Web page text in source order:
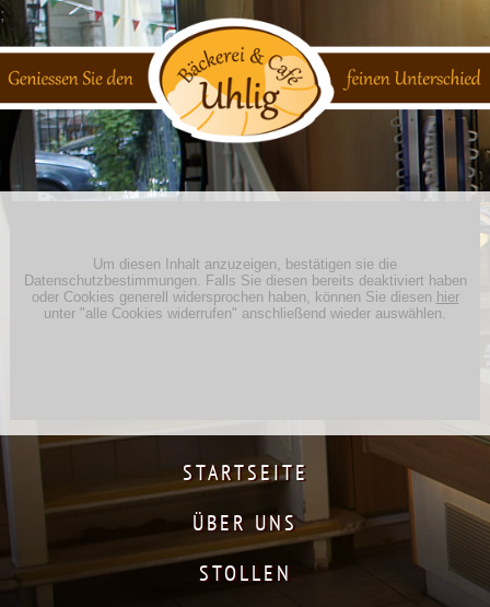
;
STARTSEITE
ÜBER UNS
STOLLEN